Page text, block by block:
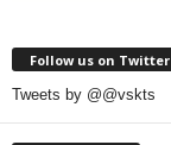
Follow us on Twitter
Tweets by @@vskts